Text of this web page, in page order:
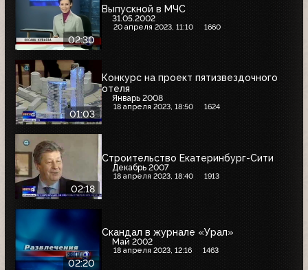
02:30
Выпускной в МЧС
31.05.2002
20 апреля 2023, 11:10 1660
01:03
Конкурс на проект пятизвездочного
отеля
Январь 2008
18 апреля 2023, 18:50 1624
02:18
Строительство Екатеринбург-Сити
Декабрь 2007
18 апреля 2023, 18:40 1913
02:20
Скандал в журнале «Урал»
Май 2002
18 апреля 2023, 12:16 1463